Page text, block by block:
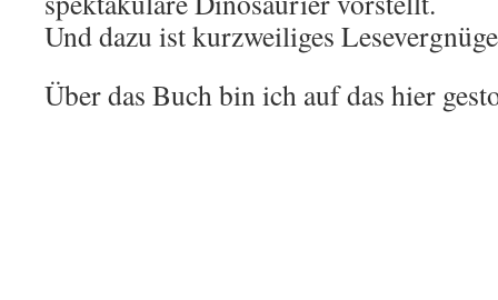
Und dazu ist kurzweiliges
Über das Buch bin ich auf das hier